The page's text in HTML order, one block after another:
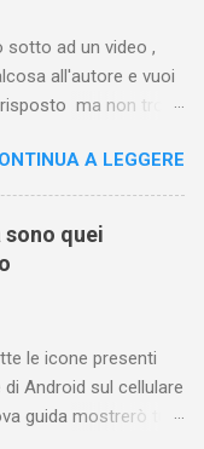
ad un video ,
all'autore e vuoi
ma non trovi
commenti
Vuoi sapere come
computer (PC/Mac)
(Android o iPhone)
YouTube , ossia
ma mi ci è
prima di trovare
perché è anche
A LEGGERE
quei
le icone presenti
Android sul cellulare
guida mostrerò tutti